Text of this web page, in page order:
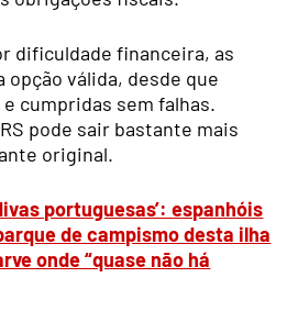
dificuldade financeira, as
opção válida, desde que
cumpridas sem falhas.
pode sair bastante mais
original.
portuguesas’: espanhóis
de campismo desta ilha
onde “quase não há